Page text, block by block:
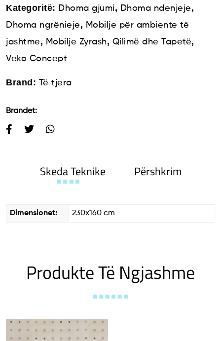
Kategoritë: Dhoma gjumi, Dhoma ndenjeje,
Dhoma ngrënieje, Mobilje për ambiente të
jashtme, Mobilje Zyrash, Qilimë dhe Tapetë,
Veko Concept
Brand: Të tjera
Brandet:
Skeda Teknike Përshkrim
Dimensionet: 230x160 cm
Produkte Të Ngjashme